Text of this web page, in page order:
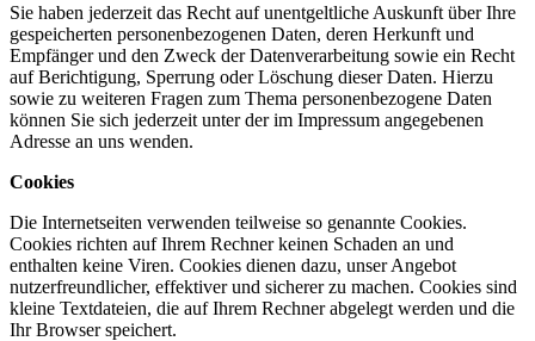
Sie haben jederzeit das Recht auf unentgeltliche Auskunft über Ihre
gespeicherten personenbezogenen Daten, deren Herkunft und
Empfänger und den Zweck der Datenverarbeitung sowie ein Recht
auf Berichtigung, Sperrung oder Löschung dieser Daten. Hierzu
sowie zu weiteren Fragen zum Thema personenbezogene Daten
können Sie sich jederzeit unter der im Impressum angegebenen
Adresse an uns wenden.
Cookies
Die Internetseiten verwenden teilweise so genannte Cookies.
Cookies richten auf Ihrem Rechner keinen Schaden an und
enthalten keine Viren. Cookies dienen dazu, unser Angebot
nutzerfreundlicher, effektiver und sicherer zu machen. Cookies sind
kleine Textdateien, die auf Ihrem Rechner abgelegt werden und die
Ihr Browser speichert.